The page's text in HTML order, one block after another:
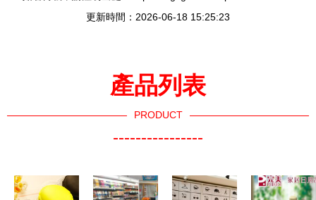
更新時間：2026-06-18 15:25:23
產品列表
PRODUCT
----------------